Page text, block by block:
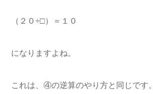
（２０÷□）＝１０
になりますよね。
これは、④の逆算のやり方と同じです。